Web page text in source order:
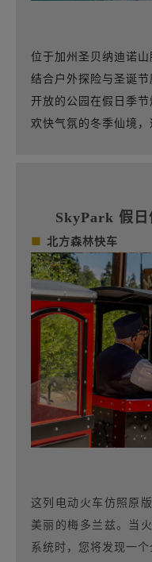
位于加州圣贝纳迪诺
结合户外探险与圣诞节
开放的公园在假日季
欢快气氛的冬季仙境，
SkyPark 假
■ 北方森林快车
这列电动火车仿照原
美丽的梅多兰兹。当
系统时，您将发现一个